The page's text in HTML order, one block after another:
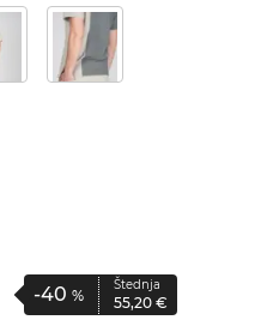
-40 %
Štednja
55,20 €